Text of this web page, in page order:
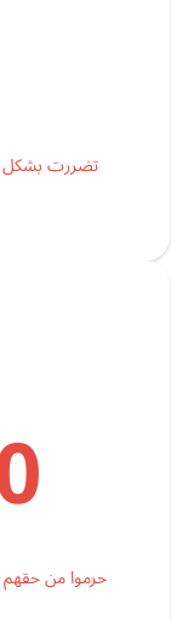
حرموا من حقهم